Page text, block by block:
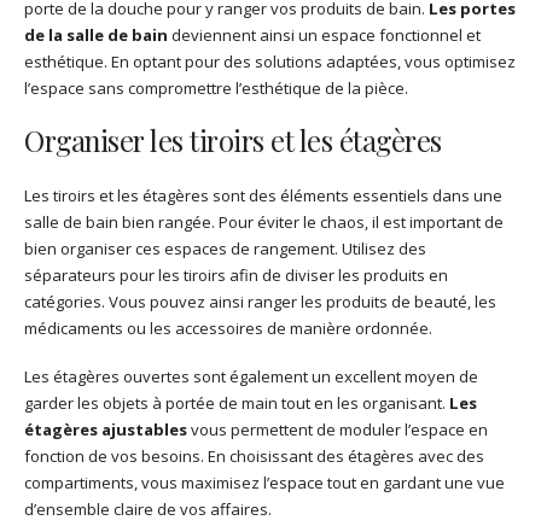
porte de la douche pour y ranger vos produits de bain. Les portes
de la salle de bain deviennent ainsi un espace fonctionnel et
esthétique. En optant pour des solutions adaptées, vous optimisez
l’espace sans compromettre l’esthétique de la pièce.
Organiser les tiroirs et les étagères
Les tiroirs et les étagères sont des éléments essentiels dans une
salle de bain bien rangée. Pour éviter le chaos, il est important de
bien organiser ces espaces de rangement. Utilisez des
séparateurs pour les tiroirs afin de diviser les produits en
catégories. Vous pouvez ainsi ranger les produits de beauté, les
médicaments ou les accessoires de manière ordonnée.
Les étagères ouvertes sont également un excellent moyen de
garder les objets à portée de main tout en les organisant. Les
étagères ajustablesvous permettent de moduler l’espace en
fonction de vos besoins. En choisissant des étagères avec des
compartiments, vous maximisez l’espace tout en gardant une vue
d’ensemble claire de vos affaires.